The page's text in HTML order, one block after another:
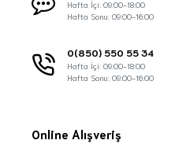
Hafta İçi: 09:00-18:00
Hafta Sonu: 09:00-16:00
0(850) 550 55 34
Hafta İçi: 09:00-18:00
Hafta Sonu: 09:00-16:00
Online Alışveriş